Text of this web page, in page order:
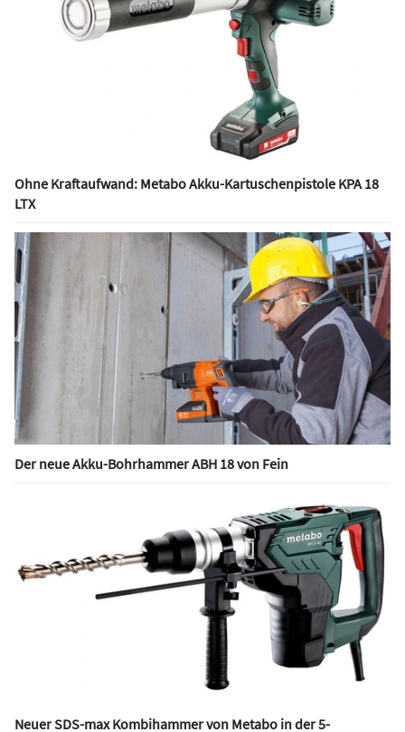
Ohne Kraftaufwand: Metabo Akku-Kartuschenpistole KPA 18
LTX
Der neue Akku-Bohrhammer ABH 18 von Fein
Neuer SDS-max Kombihammer von Metabo in der 5-